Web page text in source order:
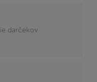
darčekov